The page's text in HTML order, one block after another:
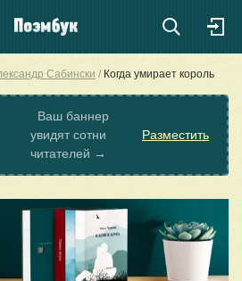
Сабински Когда умирает король
Ваш баннер
увидят сотни
читателей →
Разместить